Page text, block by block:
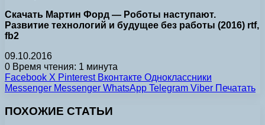
Скачать Мартин Форд — Роботы наступают.
Развитие технологий и будущее без работы (2016) rtf,
fb2
09.10.2016
0 Время чтения: 1 минута
Facebook X Pinterest Вконтакте Одноклассники
Messenger Messenger WhatsApp Telegram Viber Печатать
ПОХОЖИЕ СТАТЬИ